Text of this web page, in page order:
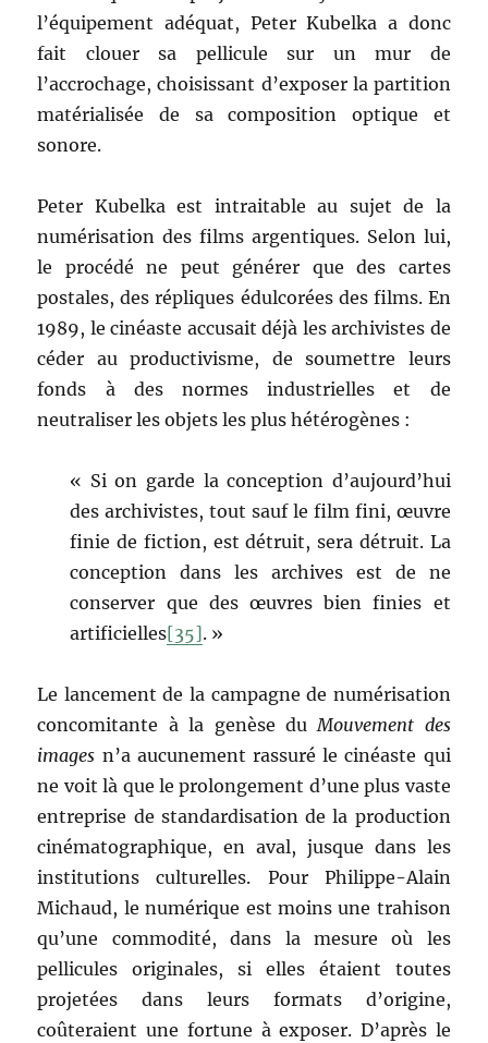
l’équipement adéquat, Peter Kubelka a donc
fait clouer sa pellicule sur un mur de
l’accrochage, choisissant d’exposer la partition
matérialisée de sa composition optique et
sonore.
Peter Kubelka est intraitable au sujet de la
numérisation des films argentiques. Selon lui,
le procédé ne peut générer que des cartes
postales, des répliques édulcorées des films. En
1989, le cinéaste accusait déjà les archivistes de
céder au productivisme, de soumettre leurs
fonds à des normes industrielles et de
neutraliser les objets les plus hétérogènes :
« Si on garde la conception d’aujourd’hui
des archivistes, tout sauf le film fini, œuvre
finie de fiction, est détruit, sera détruit. La
conception dans les archives est de ne
conserver que des œuvres bien finies et
artificielles[35]. »
Le lancement de la campagne de numérisation
concomitante à la genèse duMouvement des
images n’a aucunement rassuré le cinéaste qui
ne voit là que le prolongement d’une plus vaste
entreprise de standardisation de la production
cinématographique, en aval, jusque dans les
institutions culturelles. Pour Philippe-Alain
Michaud, le numérique est moins une trahison
qu’une commodité, dans la mesure où les
pellicules originales, si elles étaient toutes
projetées dans leurs formats d’origine,
coûteraient une fortune à exposer. D’après le